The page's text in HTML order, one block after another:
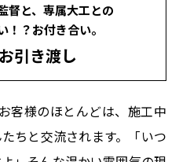
督と、専属大工との
！？お付き合い。
引き渡し
客様のほとんどは、 施工中
ちと交流されます。
「いつ